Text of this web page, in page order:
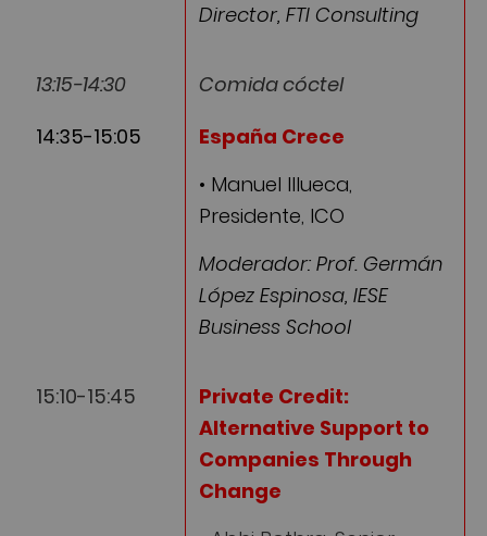
Director, FTI Consulting
13:15-14:30
Comida cóctel
14:35-15:05
España Crece
• Manuel Illueca,
Presidente, ICO
Moderador: Prof. Germán
López Espinosa, IESE
Business School
15:10-15:45
Private Credit:
Alternative Support to
Companies Through
Change